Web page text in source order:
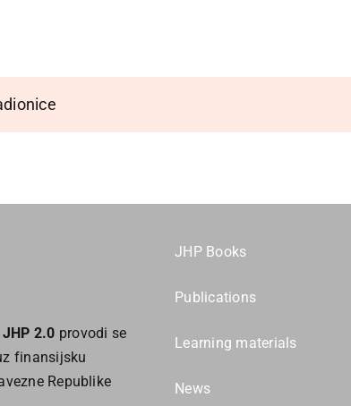
2.0 provodi se
finansijsku
Republike
JHP Books
Publications
Learning materials
News